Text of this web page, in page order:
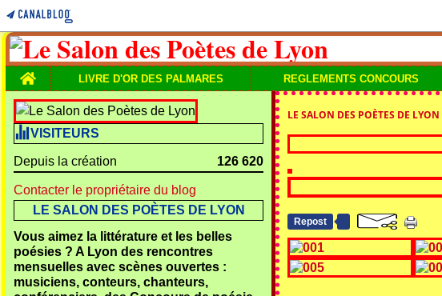
Home
LIVRE D'OR DES PALMARES REGLEMENTS CONCOURS
VISITEURS
Depuis la création 126 620
Contacter le propriétaire du blog
LE SALON DES POÈTES DE LYON
Vous aimez la littérature et les belles
poésies ? A Lyon des rencontres
mensuelles avec scènes ouvertes :
musiciens, conteurs, chanteurs,
LE SALON DES POÈTES DE LYON
Repost